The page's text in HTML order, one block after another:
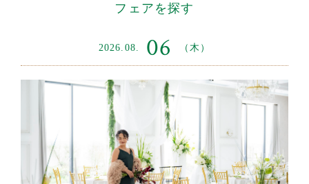
フェアを探す
2026.08. 06 （木）